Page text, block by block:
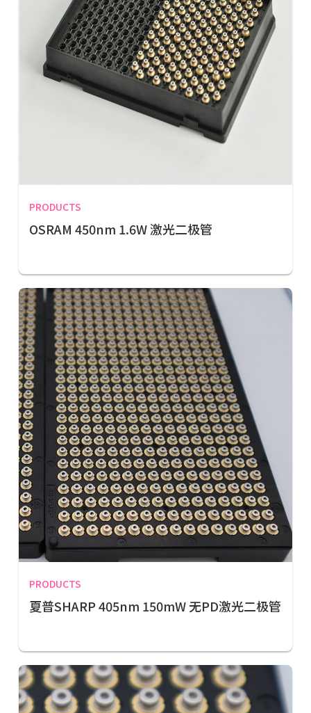
PRODUCTS
OSRAM 450nm 1.6W 激光二极管
PRODUCTS
夏普SHARP 405nm 150mW 无PD激光二极管